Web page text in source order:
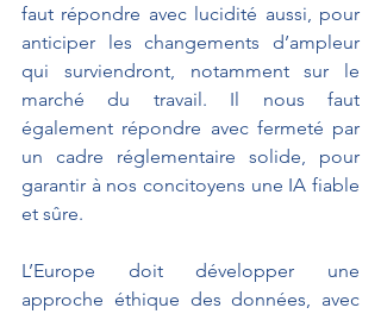
faut répondre avec lucidité aussi, pour
anticiper les changements d’ampleur
qui surviendront, notamment sur le
marché du travail. Il nous faut
également répondre avec fermeté par
un cadre réglementaire solide, pour
garantir à nos concitoyens une IA fiable
et sûre.
L’Europe doit développer une
approche éthique des données, avec